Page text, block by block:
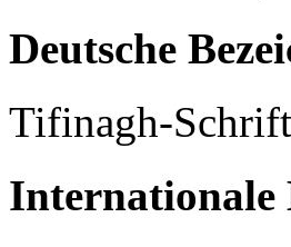
Deutsche
Tifinagh-
Internationale